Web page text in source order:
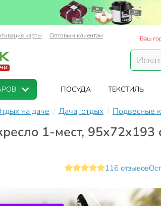
карты Оптовым клиентам Ваш
ПОСУДА ТЕКСТИЛЬ
на даче Дача, отдых Подвесные
1-мест, 95х72х193
116 отзывов